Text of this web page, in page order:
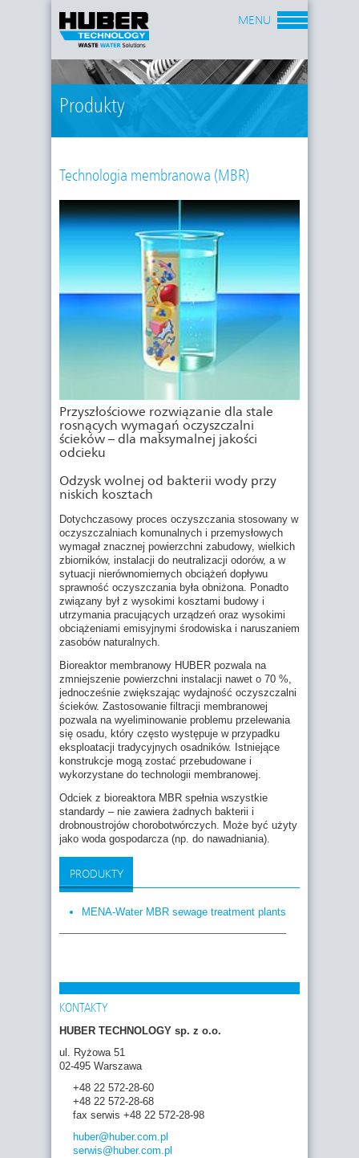
Produkty
MENU
Technologia membranowa (MBR)
Przyszłościowe rozwiązanie dla stale
rosnących wymagań oczyszczalni
ścieków – dla maksymalnej jakości
odcieku
Odzysk wolnej od bakterii wody przy
niskich kosztach
Dotychczasowy proces oczyszczania stosowany w
oczyszczalniach komunalnych i przemysłowych
wymagał znacznej powierzchni zabudowy, wielkich
zbiorników, instalacji do neutralizacji odorów, a w
sytuacji nierównomiernych obciążeń dopływu
sprawność oczyszczania była obniżona. Ponadto
związany był z wysokimi kosztami budowy i
utrzymania pracujących urządzeń oraz wysokimi
obciążeniami emisyjnymi środowiska i naruszaniem
zasobów naturalnych.
Bioreaktor membranowy HUBER pozwala na
zmniejszenie powierzchni instalacji nawet o 70 %,
jednocześnie zwiększając wydajność oczyszczalni
ścieków. Zastosowanie filtracji membranowej
pozwala na wyeliminowanie problemu przelewania
się osadu, który często występuje w przypadku
eksploatacji tradycyjnych osadników. Istniejące
konstrukcje mogą zostać przebudowane i
wykorzystane do technologii membranowej.
Odciek z bioreaktora MBR spełnia wszystkie
standardy – nie zawiera żadnych bakterii i
drobnoustrojów chorobotwórczych. Może być użyty
jako woda gospodarcza (np. do nawadniania).
PRODUKTY
MENA-Water MBR sewage treatment plants
KONTAKTY
HUBER TECHNOLOGY sp. z o.o.
ul. Ryżowa 51
02-495 Warszawa
+48 22 572-28-60
+48 22 572-28-68
fax serwis +48 22 572-28-98
huber@huber.com.pl
serwis@huber.com.pl